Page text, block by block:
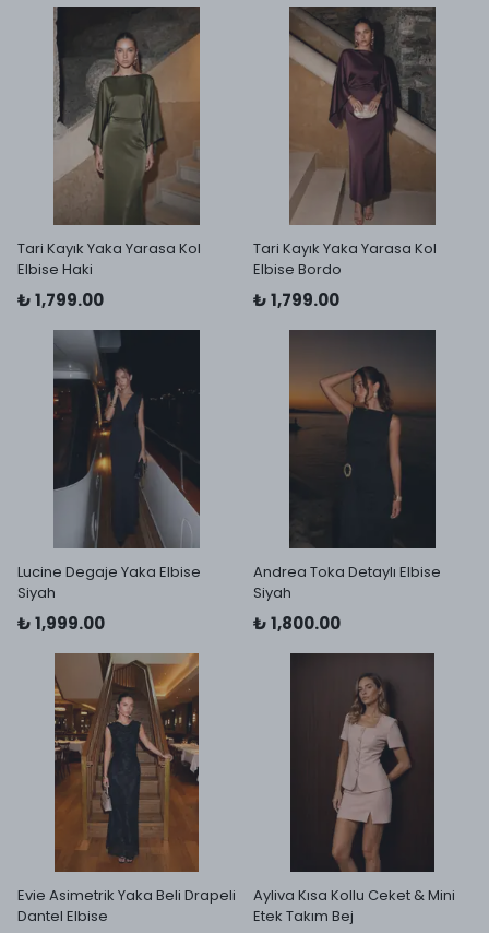
Tari Kayık Yaka Yarasa Kol
Elbise Haki
₺ 1,799.00
Tari Kayık Yaka Yarasa Kol
Elbise Bordo
₺ 1,799.00
Lucine Degaje Yaka Elbise
Siyah
₺ 1,999.00
Andrea Toka Detaylı Elbise
Siyah
₺ 1,800.00
Evie Asimetrik Yaka Beli Drapeli
Dantel Elbise
Ayliva Kısa Kollu Ceket & Mini
Etek Takım Bej